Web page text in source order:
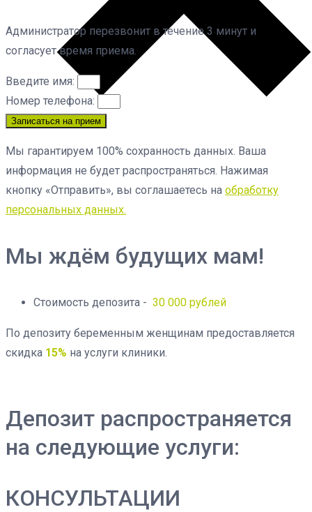
Администратор перезвонит в течение 3 минут и
согласует время приема.
Введите имя:
Номер телефона:
Записаться на прием
Мы гарантируем 100% сохранность данных. Ваша
информация не будет распространяться. Нажимая
кнопку «Отправить», вы соглашаетесь на обработку
персональных данных.
Мы ждём будущих мам!
Стоимость депозита - 30 000 рублей
По депозиту беременным женщинам предоставляется
скидка 15% на услуги клиники.
Депозит распространяется
на следующие услуги:
КОНСУЛЬТАЦИИ